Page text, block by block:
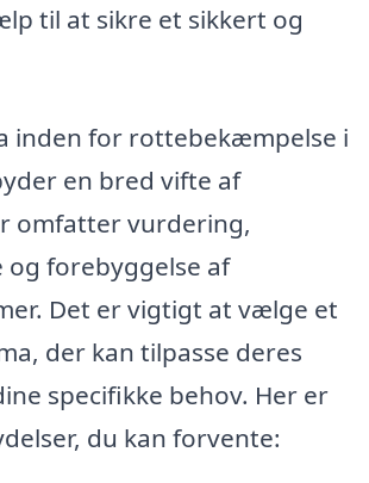
til at sikre et sikkert og
inden for rottebekæmpelse i
en bred vifte af
omfatter vurdering,
forebyggelse af
Det er vigtigt at vælge et
der kan tilpasse deres
specifikke behov. Her er
du kan forvente: